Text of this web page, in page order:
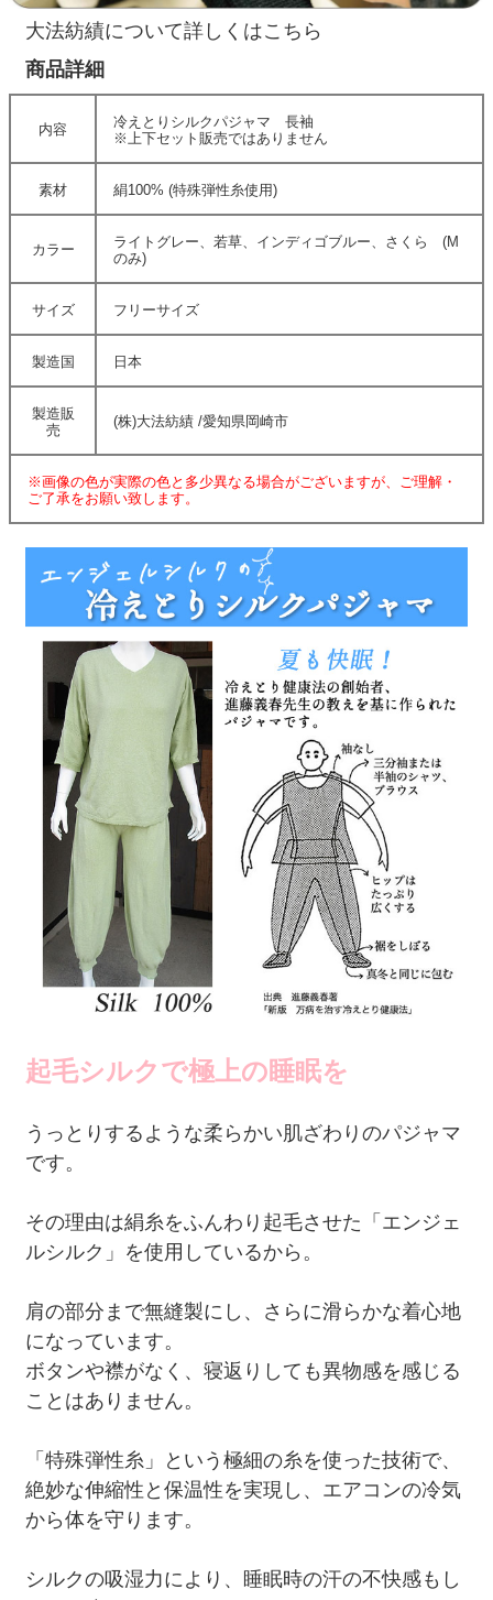
大法紡績について詳しくはこちら
商品詳細
内容
冷えとりシルクパジャマ 長袖
※上下セット販売ではありません
素材 絹100% (特殊弾性糸使用)
カラー
ライトグレー、若草、インディゴブルー、さくら (M
のみ)
サイズ フリーサイズ
製造国 日本
製造販
売
(株)大法紡績 /愛知県岡崎市
※画像の色が実際の色と多少異なる場合がございますが、ご理解・
ご了承をお願い致します。
起毛シルクで極上の睡眠を
うっとりするような柔らかい肌ざわりのパジャマ
です。
その理由は絹糸をふんわり起毛させた「エンジェ
ルシルク」を使用しているから。
肩の部分まで無縫製にし、さらに滑らかな着心地
になっています。
ボタンや襟がなく、寝返りしても異物感を感じる
ことはありません。
「特殊弾性糸」という極細の糸を使った技術で、
絶妙な伸縮性と保温性を実現し、エアコンの冷気
から体を守ります。
シルクの吸湿力により、睡眠時の汗の不快感もし